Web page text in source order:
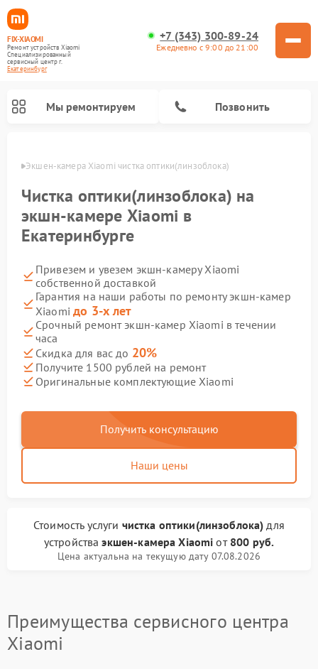
FIX-XIAOMI
Ремонт устройств Xiaomi
Специализированный
cервисный центр г.
Екатеринбург
+7 (343) 300-89-24
Ежедневно с 9:00 до 21:00
Мы ремонтируем Позвонить
Экшен-камера Xiaomi чистка оптики(линзоблока)
Чистка оптики(линзоблока) на
экшн-камере Xiaomi в
Екатеринбурге
Привезем и увезем экшн-камеру Xiaomi
собственной доставкой
Гарантия на наши работы по ремонту экшн-камер
Xiaomiдо 3-х лет
Срочный ремонт экшн-камер Xiaomi в течении
часа
Скидка для вас до 20%
Получите 1500 рублей на ремонт
Оригинальные комплектующие Xiaomi
Получить консультацию
Наши цены
Стоимость услуги чистка оптики(линзоблока) для
устройстваэкшен-камера Xiaomi от 800 руб.
Цена актуальна на текущую дату 07.08.2026
Преимущества сервисного центра
Xiaomi